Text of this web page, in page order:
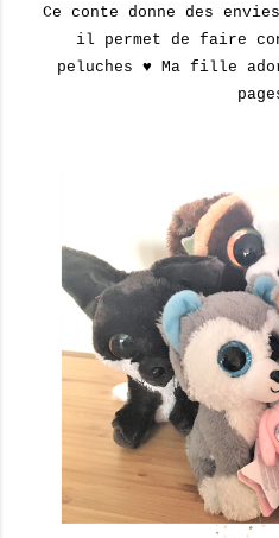
Ce conte donne des
il permet de faire
peluches ♥ Ma fille